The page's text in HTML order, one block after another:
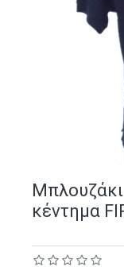
κέντημα